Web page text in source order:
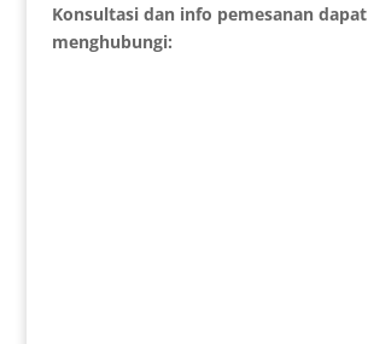
Konsultasi dan info pemesanan dapat
menghubungi: